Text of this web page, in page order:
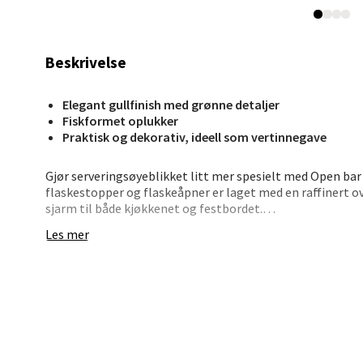
Beskrivelse
Elegant gullfinish med grønne detaljer
Fiskformet oplukker
Praktisk og dekorativ, ideell som vertinnegave
Gjør serveringsøyeblikket litt mer spesielt med Open
flaskestopper og flaskeåpner er laget med en raffinert
sjarm til både kjøkkenet og festbordet.
Det praktiske formatet og det lekne designet gjør det
Les mer
Madla
Åpent